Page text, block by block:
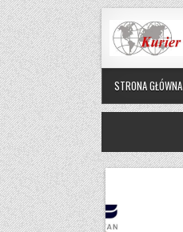
Skip to content
STRONA GŁÓWNA